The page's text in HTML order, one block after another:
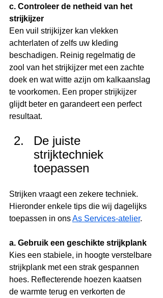
c. Controleer de netheid van het
strijkijzer
Een vuil strijkijzer kan vlekken
achterlaten of zelfs uw kleding
beschadigen. Reinig regelmatig de
zool van het strijkijzer met een zachte
doek en wat witte azijn om kalkaanslag
te voorkomen. Een proper strijkijzer
glijdt beter en garandeert een perfect
resultaat.
De juiste
strijktechniek
toepassen
Strijken vraagt een zekere techniek.
Hieronder enkele tips die wij dagelijks
toepassen in ons As Services-atelier.
a. Gebruik een geschikte strijkplank
Kies een stabiele, in hoogte verstelbare
strijkplank met een strak gespannen
hoes. Reflecterende hoezen kaatsen
de warmte terug en verkorten de